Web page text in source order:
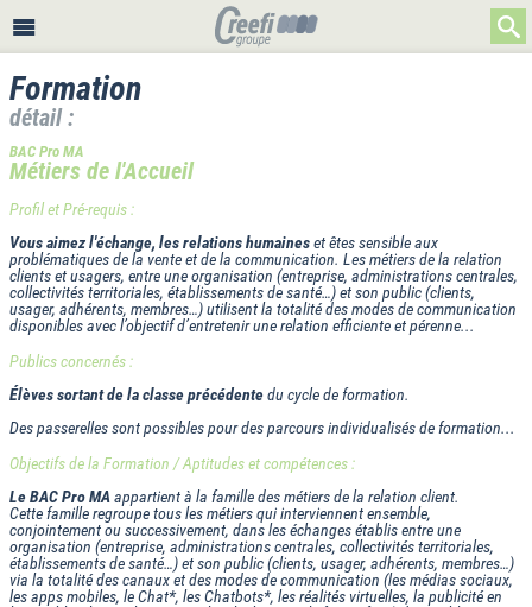
Formation
détail :
BAC Pro MA
Métiers de l'Accueil
Profil et Pré-requis :
Vous aimez l'échange, les relations humaineset êtes sensible aux
problématiques de la vente et de la communication. Les métiers de la relation
clients et usagers, entre une organisation (entreprise, administrations centrales,
collectivités territoriales, établissements de santé…) et son public (clients,
usager, adhérents, membres…) utilisent la totalité des modes de communication
disponibles avec l’objectif d’entretenir une relation efficiente et pérenne...
Publics concernés :
Élèves sortant de la classe précédentedu cycle de formation.
Des passerelles sont possibles pour des parcours individualisés de formation...
Objectifs de la Formation / Aptitudes et compétences :
Le BAC Pro MA appartient à la famille des métiers de la relation client.
Cette famille regroupe tous les métiers qui interviennent ensemble,
conjointement ou successivement, dans les échanges établis entre une
organisation (entreprise, administrations centrales, collectivités territoriales,
établissements de santé…) et son public (clients, usager, adhérents, membres…)
via la totalité des canaux et des modes de communication (les médias sociaux,
les apps mobiles, le Chat*, les Chatbots*, les réalités virtuelles, la publicité en